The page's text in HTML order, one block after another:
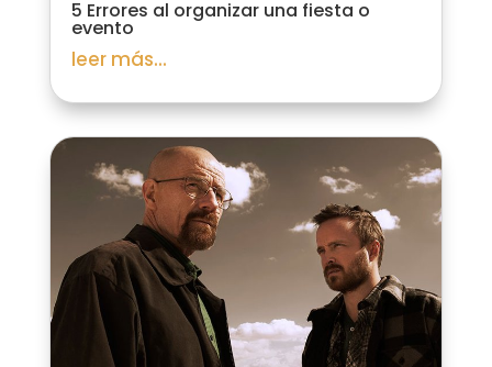
5 Errores al organizar una fiesta o
evento
leer más...